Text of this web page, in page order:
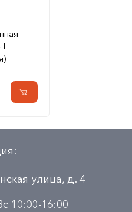
I
улица, д. 4
10:00-16:00